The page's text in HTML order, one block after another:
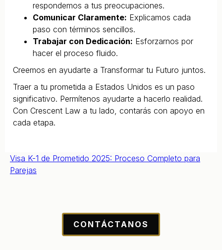
respondemos a tus preocupaciones.
Comunicar Claramente: Explicamos cada
paso con términos sencillos.
Trabajar con Dedicación: Esforzarnos por
hacer el proceso fluido.
Creemos en ayudarte a Transformar tu Futuro juntos.
Traer a tu prometida a Estados Unidos es un paso
significativo. Permítenos ayudarte a hacerlo realidad.
Con Crescent Law a tu lado, contarás con apoyo en
cada etapa.
Visa K-1 de Prometido 2025: Proceso Completo para
Parejas
CONTÁCTANOS